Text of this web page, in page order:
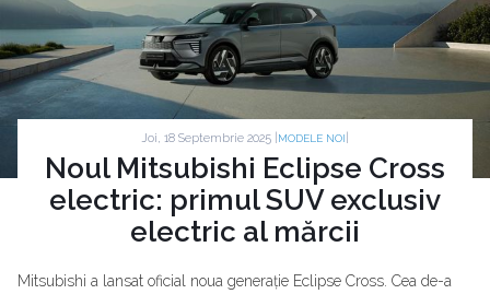
Joi, 18 Septembrie 2025 | MODELE NOI
Noul Mitsubishi Eclipse Cross
electric: primul SUV exclusiv
electric al mărcii
Mitsubishi a lansat oficial noua generație Eclipse Cross. Cea de-a